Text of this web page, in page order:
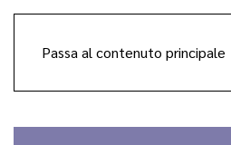
Passa al contenuto principale